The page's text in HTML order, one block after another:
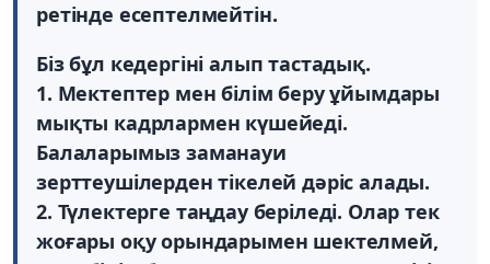
ретінде есептелмейтін.
Біз бұл кедергіні алып тастадық.
1. Мектептер мен білім беру ұйымдары
мықты кадрлармен күшейеді.
Балаларымыз заманауи
зерттеушілерден тікелей дәріс алады.
2. Түлектерге таңдау беріледі. Олар тек
жоғары оқу орындарымен шектелмей,